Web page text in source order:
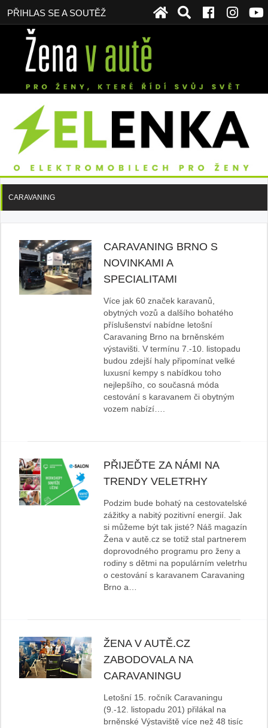
PŘIHLAS SE A SOUTĚŽ
CARAVANING
CARAVANING BRNO S
NOVINKAMI A
SPECIALITAMI
Více jak 60 značek karavanů,
obytných vozů a dalšího bohatého
příslušenství nabídne letošní
Caravaning Brno na brněnském
výstavišti. V termínu 7.-10. listopadu
budou zdejší haly připomínat velké
luxusní kempy s nabídkou toho
nejlepšího, co současná móda
cestování s karavanem či obytným
vozem nabízí….
PŘIJEĎTE ZA NÁMI NA
TRENDY VELETRHY
Podzim bude bohatý na cestovatelské
zážitky a nabitý pozitivní energií. Jak
si můžeme být tak jisté? Náš magazín
Žena v autě.cz se totiž stal partnerem
doprovodného programu pro ženy a
rodiny s dětmi na populárním veletrhu
o cestování s karavanem Caravaning
Brno a…
ŽENA V AUTĚ.CZ
ZABODOVALA NA
CARAVANINGU
Letošní 15. ročník Caravaningu
(9.-12. listopadu 201) přilákal na
brněnské Výstaviště více než 48 tisíc